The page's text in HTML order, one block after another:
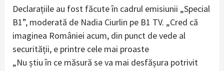
Declarațiile au fost făcute în cadrul emisiunii „Special
B1”, moderată de Nadia Ciurlin pe B1 TV. „Cred că
imaginea României acum, din punct de vede al
securității, e printre cele mai proaste
„Nu știu în ce măsură se va mai desfășura potrivit